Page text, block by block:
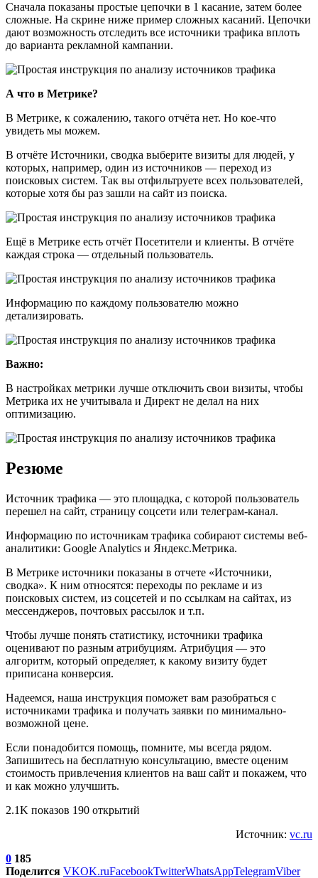
Сначала показаны простые цепочки в 1 касание, затем более
сложные. На скрине ниже пример сложных касаний. Цепочки
дают возможность отследить все источники трафика вплоть
до варианта рекламной кампании.
А что в Метрике?
В Метрике, к сожалению, такого отчёта нет. Но кое-что
увидеть мы можем.
В отчёте Источники, сводка выберите визиты для людей, у
которых, например, один из источников — переход из
поисковых систем. Так вы отфильтруете всех пользователей,
которые хотя бы раз зашли на сайт из поиска.
Ещё в Метрике есть отчёт Посетители и клиенты. В отчёте
каждая строка — отдельный пользователь.
Информацию по каждому пользователю можно
детализировать.
Важно:
В настройках метрики лучше отключить свои визиты, чтобы
Метрика их не учитывала и Директ не делал на них
оптимизацию.
Резюме
Источник трафика — это площадка, с которой пользователь
перешел на сайт, страницу соцсети или телеграм-канал.
Информацию по источникам трафика собирают системы веб-
аналитики: Google Analytics и Яндекс.Метрика.
В Метрике источники показаны в отчете «Источники,
сводка». К ним относятся: переходы по рекламе и из
поисковых систем, из соцсетей и по ссылкам на сайтах, из
мессенджеров, почтовых рассылок и т.п.
Чтобы лучше понять статистику, источники трафика
оценивают по разным атрибуциям. Атрибуция — это
алгоритм, который определяет, к какому визиту будет
приписана конверсия.
Надеемся, наша инструкция поможет вам разобраться с
источниками трафика и получать заявки по минимально-
возможной цене.
Если понадобится помощь, помните, мы всегда рядом.
Запишитесь на бесплатную консультацию, вместе оценим
стоимость привлечения клиентов на ваш сайт и покажем, что
и как можно улучшить.
2.1K показов 190 открытий
Источник: vc.ru
0 185
Поделится VKOK.ruFacebookTwitterWhatsAppTelegramViber